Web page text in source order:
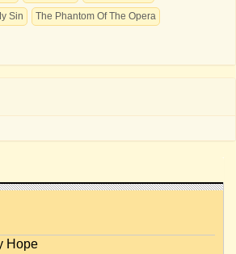
Sin
The Phantom Of The Opera
Hope